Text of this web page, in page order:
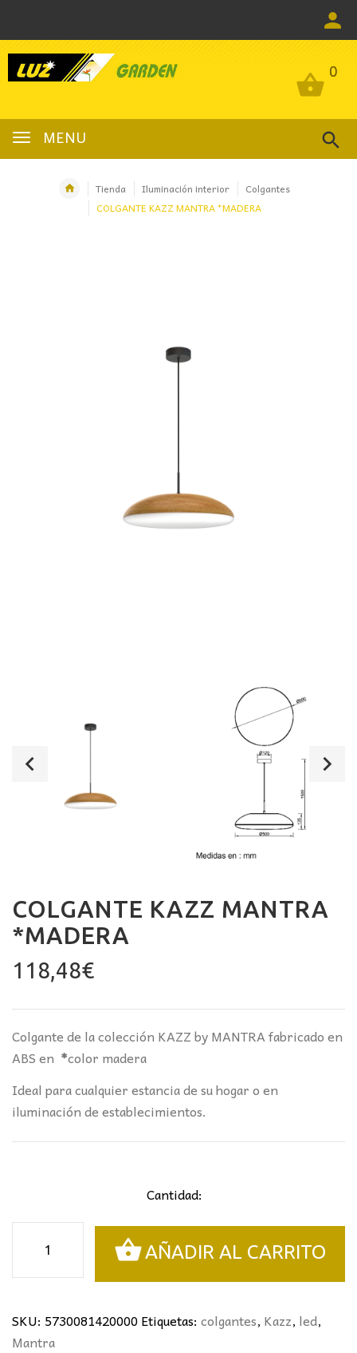
0
MENU
0
Tienda Iluminación interior
Colgantes
COLGANTE KAZZ MANTRA *MADERA
COLGANTE KAZZ MANTRA
*MADERA
118,48€
Colgante de la colección KAZZ by MANTRA fabricado en
ABS en *color madera
Ideal para cualquier estancia de su hogar o en
iluminación de establecimientos.
Cantidad:
MANTRA
cantidad
AÑADIR AL CARRITO
SKU: 5730081420000Etiquetas: colgantes, Kazz, led,
Mantra